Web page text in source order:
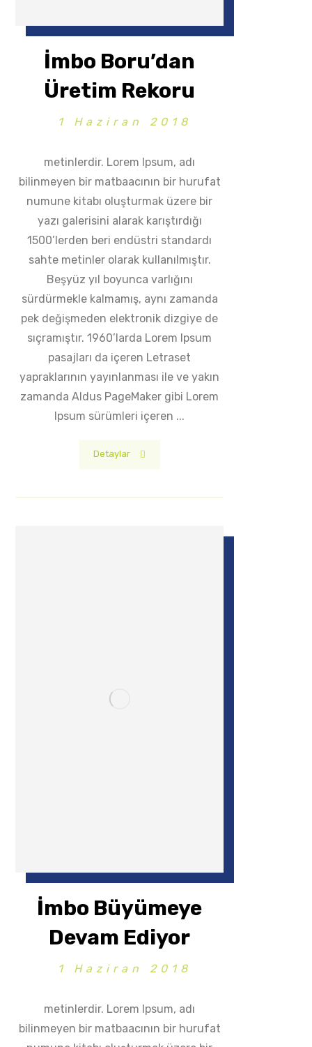
İmbo Boru’dan
Üretim Rekoru
1 Haziran 2018
metinlerdir. Lorem Ipsum, adı
bilinmeyen bir matbaacının bir hurufat
numune kitabı oluşturmak üzere bir
yazı galerisini alarak karıştırdığı
1500’lerden beri endüstri standardı
sahte metinler olarak kullanılmıştır.
Beşyüz yıl boyunca varlığını
sürdürmekle kalmamış, aynı zamanda
pek değişmeden elektronik dizgiye de
sıçramıştır. 1960’larda Lorem Ipsum
pasajları da içeren Letraset
yapraklarının yayınlanması ile ve yakın
zamanda Aldus PageMaker gibi Lorem
Ipsum sürümleri içeren ...
Detaylar
İmbo Büyümeye
Devam Ediyor
1 Haziran 2018
metinlerdir. Lorem Ipsum, adı
bilinmeyen bir matbaacının bir hurufat